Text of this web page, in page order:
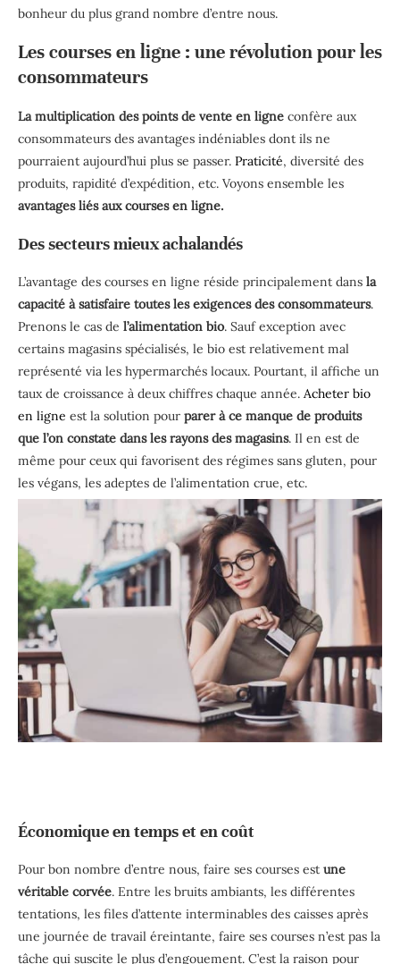
bonheur du plus grand nombre d’entre nous.
Les courses en ligne : une révolution pour les
consommateurs
La multiplication des points de vente en ligne confère aux
consommateurs des avantages indéniables dont ils ne
pourraient aujourd’hui plus se passer. Praticité, diversité des
produits, rapidité d’expédition, etc. Voyons ensemble les
avantages liés aux courses en ligne.
Des secteurs mieux achalandés
L’avantage des courses en ligne réside principalement dans la
capacité à satisfaire toutes les exigences des consommateurs.
Prenons le cas de l’alimentation bio. Sauf exception avec
certains magasins spécialisés, le bio est relativement mal
représenté via les hypermarchés locaux. Pourtant, il affiche un
taux de croissance à deux chiffres chaque année. Acheter bio
en ligne est la solution pour parer à ce manque de produits
que l’on constate dans les rayons des magasins. Il en est de
même pour ceux qui favorisent des régimes sans gluten, pour
les végans, les adeptes de l’alimentation crue, etc.
Économique en temps et en coût
Pour bon nombre d’entre nous, faire ses courses est une
véritable corvée. Entre les bruits ambiants, les différentes
tentations, les files d’attente interminables des caisses après
une journée de travail éreintante, faire ses courses n’est pas la
tâche qui suscite le plus d’engouement. C’est la raison pour